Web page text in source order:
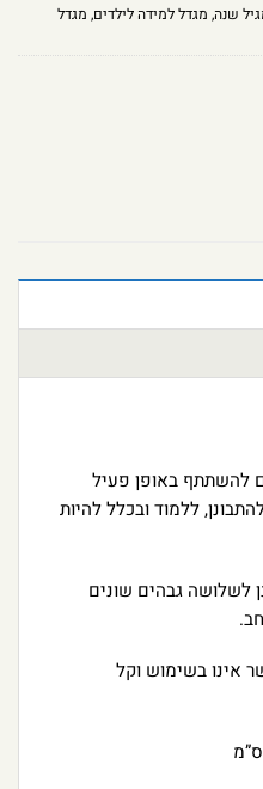
שנה, מגדל למידה לילדים, מגדל
להשתתף באופן פעיל
ללמוד ובכלל להיות
לשלושה גבהים שונים
אינו בשימוש וקל